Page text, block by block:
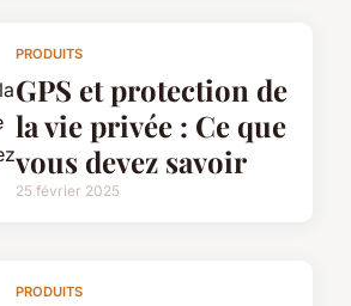
PRODUITS
GPS et protection de
la vie privée : Ce que
vous devez savoir
25 février 2025
PRODUITS